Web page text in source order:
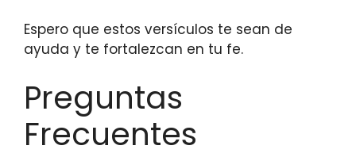
Espero que estos versículos te sean de
ayuda y te fortalezcan en tu fe.
Preguntas
Frecuentes